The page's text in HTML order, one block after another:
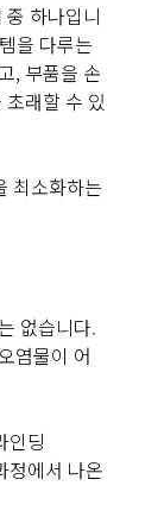
하나입니
을 다루는
, 부품을 손
래할 수 있
최소화하는
없습니다.
염물이 어
인딩
정에서 나온